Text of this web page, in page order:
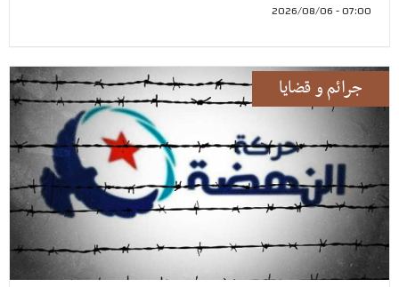
07:00 - 2026/08/06
جرائم و قضايا